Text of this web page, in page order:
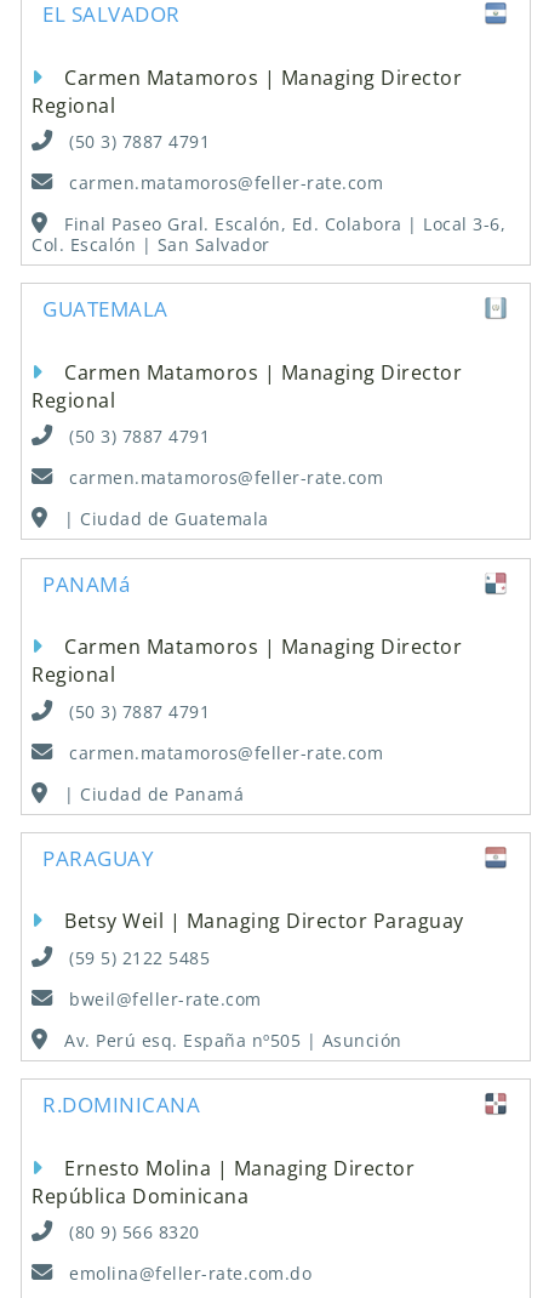
EL SALVADOR
Carmen Matamoros | Managing Director
Regional
(50 3) 7887 4791
carmen.matamoros@feller-rate.com
Final Paseo Gral. Escalón, Ed. Colabora | Local 3-6,
Col. Escalón | San Salvador
GUATEMALA
Carmen Matamoros | Managing Director
Regional
(50 3) 7887 4791
carmen.matamoros@feller-rate.com
| Ciudad de Guatemala
PANAMá
Carmen Matamoros | Managing Director
Regional
(50 3) 7887 4791
carmen.matamoros@feller-rate.com
| Ciudad de Panamá
PARAGUAY
Betsy Weil | Managing Director Paraguay
(59 5) 2122 5485
bweil@feller-rate.com
Av. Perú esq. España nº505 | Asunción
R.DOMINICANA
Ernesto Molina | Managing Director
República Dominicana
(80 9) 566 8320
emolina@feller-rate.com.do